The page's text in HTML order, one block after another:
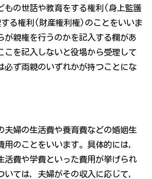
もの世話や教育をする権利(身上監護
る権利(財産権利権)のことをいいま
が親権を行うのかを記入する欄があ
こを記入しないと役場から受理して
必ず両親のいずれかが持つことにな
夫婦の生活費や養育費などの婚姻生
のことをいいます。具体的には，
活費や学費といった費用が挙げられ
ては，夫婦がその収入に応じて，